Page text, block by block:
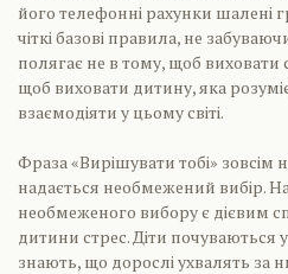
його телефонні рахунки шалені
чіткі базові правила, не
полягає не в тому, щоб виховати
щоб виховати дитину, яка
взаємодіяти у цьому світі.
Фраза «Вирішувати тобі» зовсім
надається необмежений вибір.
необмеженого вибору є дієвим
дитини стрес. Діти почуваються
знають, що дорослі ухвалять за